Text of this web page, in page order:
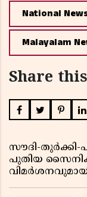
National
Malayalam
Share
സൗദി-
പുതിയ സൈനിക